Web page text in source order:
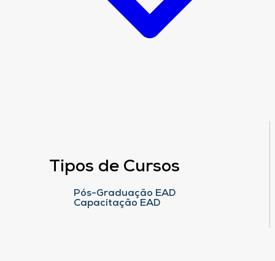
Tipos de Cursos
Pós-Graduação EAD
Capacitação EAD